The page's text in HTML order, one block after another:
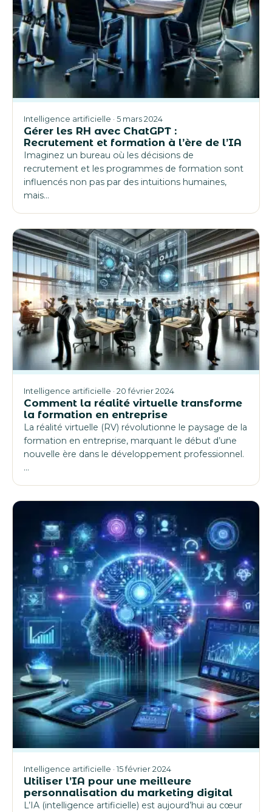
Intelligence artificielle · 5 mars 2024
Gérer les RH avec ChatGPT :
Recrutement et formation à l’ère de l’IA
Imaginez un bureau où les décisions de
recrutement et les programmes de formation sont
influencés non pas par des intuitions humaines,
mais…
Intelligence artificielle · 20 février 2024
Comment la réalité virtuelle transforme
la formation en entreprise
La réalité virtuelle (RV) révolutionne le paysage de la
formation en entreprise, marquant le début d’une
nouvelle ère dans le développement professionnel.
…
Intelligence artificielle · 15 février 2024
Utiliser l’IA pour une meilleure
personnalisation du marketing digital
L’IA (intelligence artificielle) est aujourd’hui au cœur